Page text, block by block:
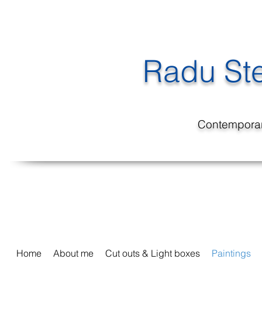
Radu
Home About me Cut outs & Light boxes Paintings